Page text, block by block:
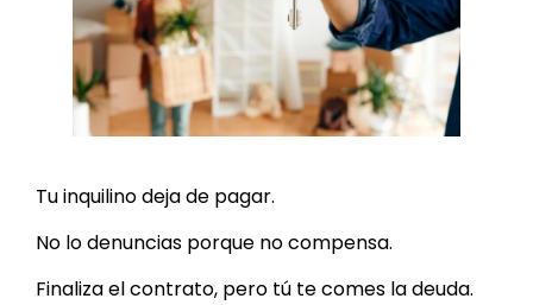
Tu inquilino deja de pagar.
No lo denuncias porque no compensa.
Finaliza el contrato, pero tú te comes la deuda.